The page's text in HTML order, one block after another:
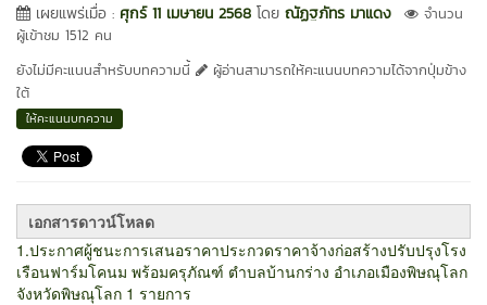
เผยแพร่เมื่อ : ศุกร์ 11 เมษายน 2568 โดย ณัฏฐภัทร มาแดง
จำนวน
ผู้เข้าชม 1512 คน
ยังไม่มีคะแนนสำหรับบทความนี้
ผู้อ่านสามารถให้คะแนนบทความได้จากปุ่มข้าง
ใต้
ให้คะแนนบทความ
เอกสารดาวน์โหลด
1.ประกาศผู้ชนะการเสนอราคาประกวดราคาจ้างก่อสร้างปรับปรุงโรง
เรือนฟาร์มโคนม พร้อมครุภัณฑ์ ตำบลบ้านกร่าง อำเภอเมืองพิษณุโลก
จังหวัดพิษณุโลก 1 รายการ